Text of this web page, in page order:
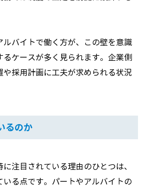
ルバイトで働く方が、この壁を意識
るケースが多く見られます。企業側
や採用計画に工夫が求められる状況
るのか
注目されている理由のひとつは、
いる点です。パートやアルバイトの